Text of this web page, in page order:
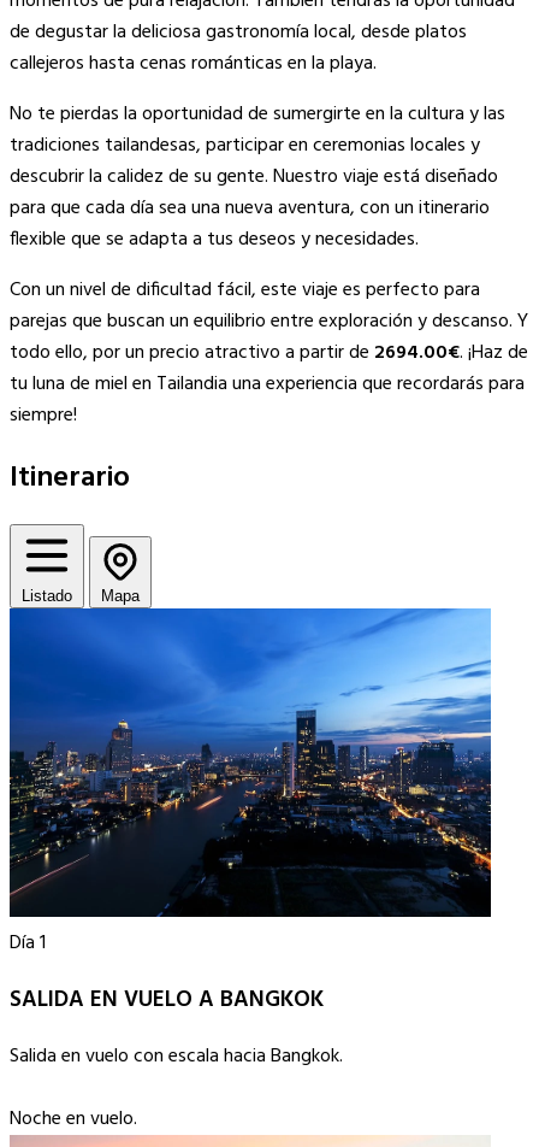
de degustar la deliciosa gastronomía local, desde platos
callejeros hasta cenas románticas en la playa.
No te pierdas la oportunidad de sumergirte en la cultura y las
tradiciones tailandesas, participar en ceremonias locales y
descubrir la calidez de su gente. Nuestro viaje está diseñado
para que cada día sea una nueva aventura, con un itinerario
flexible que se adapta a tus deseos y necesidades.
Con un nivel de dificultad fácil, este viaje es perfecto para
parejas que buscan un equilibrio entre exploración y descanso. Y
todo ello, por un precio atractivo a partir de 2694.00€. ¡Haz de
tu luna de miel en Tailandia una experiencia que recordarás para
siempre!
Itinerario
Listado Mapa
Día 1
SALIDA EN VUELO A BANGKOK
Salida en vuelo con escala hacia Bangkok.
Noche en vuelo.